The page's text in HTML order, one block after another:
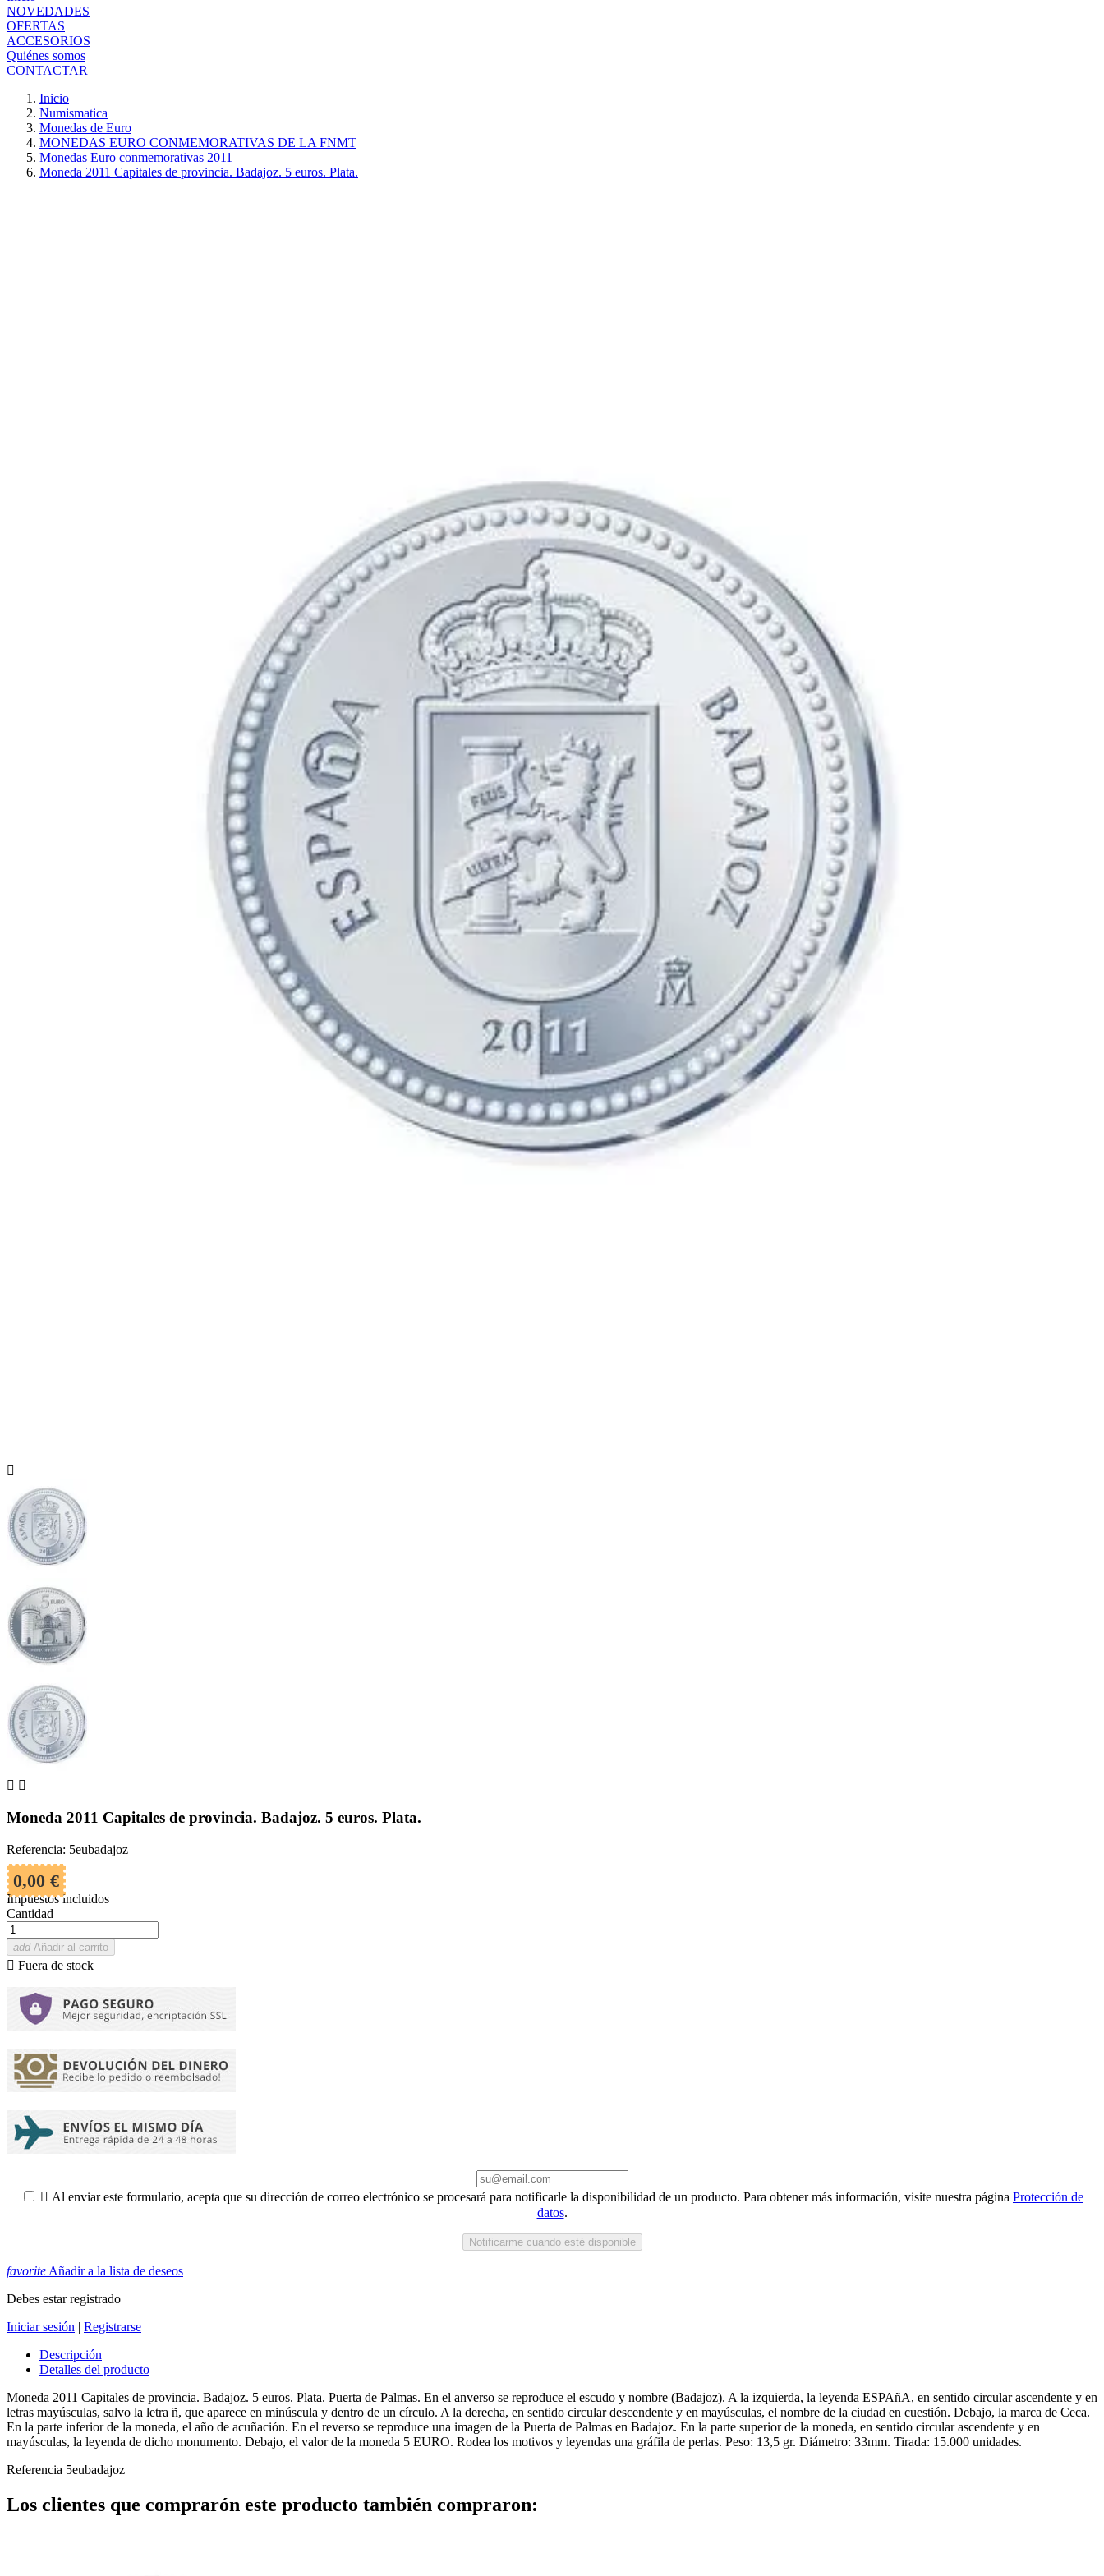
NOVEDADES
OFERTAS
ACCESORIOS
Quiénes somos
CONTACTAR
Inicio
Numismatica
Monedas de Euro
MONEDAS EURO CONMEMORATIVAS DE LA FNMT
Monedas Euro conmemorativas 2011
Moneda 2011 Capitales de provincia. Badajoz. 5 euros. Plata.

 
Moneda 2011 Capitales de provincia. Badajoz. 5 euros. Plata.
Referencia: 5eubadajoz
0,00 €
Impuestos incluidos
Cantidad
add Añadir al carrito
 Fuera de stock
 Al enviar este formulario, acepta que su dirección de correo electrónico se procesará para notificarle la disponibilidad de un producto. Para obtener más información, visite nuestra página Protección de
datos.
Notificarme cuando esté disponible
favorite Añadir a la lista de deseos
Debes estar registrado
Iniciar sesión | Registrarse
Descripción
Detalles del producto
Moneda 2011 Capitales de provincia. Badajoz. 5 euros. Plata. Puerta de Palmas. En el anverso se reproduce el escudo y nombre (Badajoz). A la izquierda, la leyenda ESPAñA, en sentido circular ascendente y en
letras mayúsculas, salvo la letra ñ, que aparece en minúscula y dentro de un círculo. A la derecha, en sentido circular descendente y en mayúsculas, el nombre de la ciudad en cuestión. Debajo, la marca de Ceca.
En la parte inferior de la moneda, el año de acuñación. En el reverso se reproduce una imagen de la Puerta de Palmas en Badajoz. En la parte superior de la moneda, en sentido circular ascendente y en
mayúsculas, la leyenda de dicho monumento. Debajo, el valor de la moneda 5 EURO. Rodea los motivos y leyendas una gráfila de perlas. Peso: 13,5 gr. Diámetro: 33mm. Tirada: 15.000 unidades.
Referencia 5eubadajoz
Los clientes que comprarón este producto también compraron: